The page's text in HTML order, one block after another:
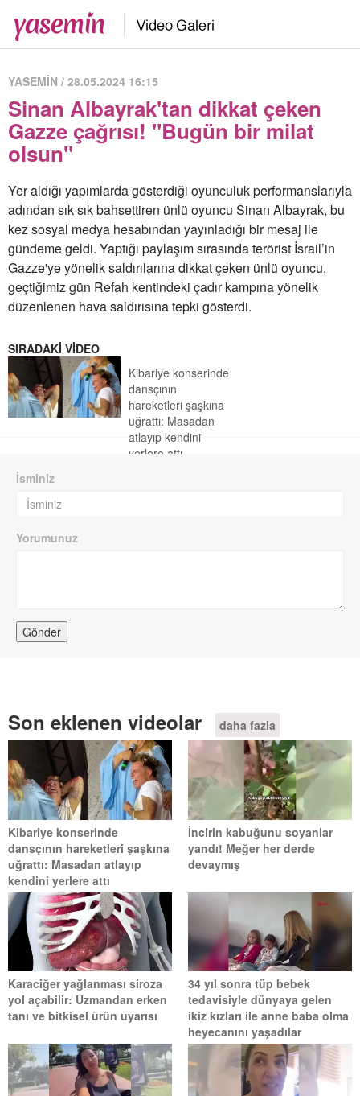
YASEMİN / 28.05.2024 16:15
Sinan Albayrak'tan dikkat çeken
Gazze çağrısı! "Bugün bir milat
olsun"
Yer aldığı yapımlarda gösterdiği oyunculuk performanslarıyla
adından sık sık bahsettiren ünlü oyuncu Sinan Albayrak, bu
kez sosyal medya hesabından yayınladığı bir mesaj ile
gündeme geldi. Yaptığı paylaşım sırasında terörist İsrail’in
Gazze'ye yönelik saldırılarına dikkat çeken ünlü oyuncu,
geçtiğimiz gün Refah kentindeki çadır kampına yönelik
düzenlenen hava saldırısına tepki gösterdi.
SIRADAKİ VİDEO
Kibariye konserinde
dansçının
hareketleri şaşkına
uğrattı: Masadan
atlayıp kendini
yerlere attı
İsminiz
Yorumunuz
Son eklenen videolar daha fazla
Kibariye konserinde
dansçının hareketleri şaşkına
uğrattı: Masadan atlayıp
kendini yerlere attı
İncirin kabuğunu soyanlar
yandı! Meğer her derde
devaymış
Karaciğer yağlanması siroza
yol açabilir: Uzmandan erken
tanı ve bitkisel ürün uyarısı
34 yıl sonra tüp bebek
tedavisiyle dünyaya gelen
ikiz kızları ile anne baba olma
heyecanını yaşadılar